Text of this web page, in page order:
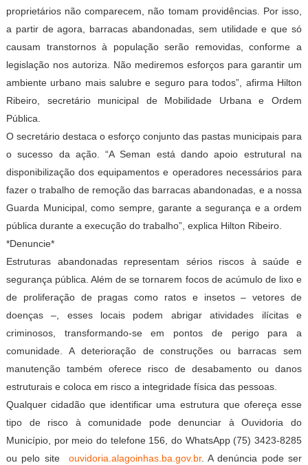
proprietários não comparecem, não tomam providências. Por isso,
a partir de agora, barracas abandonadas, sem utilidade e que só
causam transtornos à população serão removidas, conforme a
legislação nos autoriza. Não mediremos esforços para garantir um
ambiente urbano mais salubre e seguro para todos”, afirma Hilton
Ribeiro, secretário municipal de Mobilidade Urbana e Ordem
Pública.
O secretário destaca o esforço conjunto das pastas municipais para
o sucesso da ação. “A Seman está dando apoio estrutural na
disponibilização dos equipamentos e operadores necessários para
fazer o trabalho de remoção das barracas abandonadas, e a nossa
Guarda Municipal, como sempre, garante a segurança e a ordem
pública durante a execução do trabalho”, explica Hilton Ribeiro.
*Denuncie*
Estruturas abandonadas representam sérios riscos à saúde e
segurança pública. Além de se tornarem focos de acúmulo de lixo e
de proliferação de pragas como ratos e insetos – vetores de
doenças –, esses locais podem abrigar atividades ilícitas e
criminosos, transformando-se em pontos de perigo para a
comunidade. A deterioração de construções ou barracas sem
manutenção também oferece risco de desabamento ou danos
estruturais e coloca em risco a integridade física das pessoas.
Qualquer cidadão que identificar uma estrutura que ofereça esse
tipo de risco à comunidade pode denunciar à Ouvidoria do
Município, por meio do telefone 156, do WhatsApp (75) 3423-8285
ou pelo site ouvidoria.alagoinhas.ba.gov.br. A denúncia pode ser